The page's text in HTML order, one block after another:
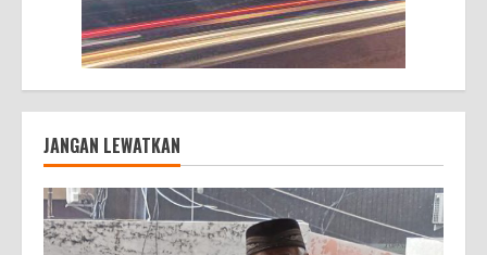
JANGAN LEWATKAN